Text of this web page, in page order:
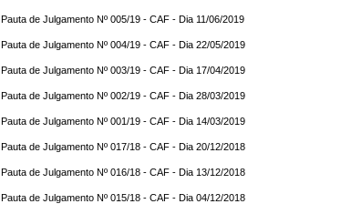
Pauta de Julgamento Nº 005/19 - CAF - Dia 11/06/2019
Pauta de Julgamento Nº 004/19 - CAF - Dia 22/05/2019
Pauta de Julgamento Nº 003/19 - CAF - Dia 17/04/2019
Pauta de Julgamento Nº 002/19 - CAF - Dia 28/03/2019
Pauta de Julgamento Nº 001/19 - CAF - Dia 14/03/2019
Pauta de Julgamento Nº 017/18 - CAF - Dia 20/12/2018
Pauta de Julgamento Nº 016/18 - CAF - Dia 13/12/2018
Pauta de Julgamento Nº 015/18 - CAF - Dia 04/12/2018